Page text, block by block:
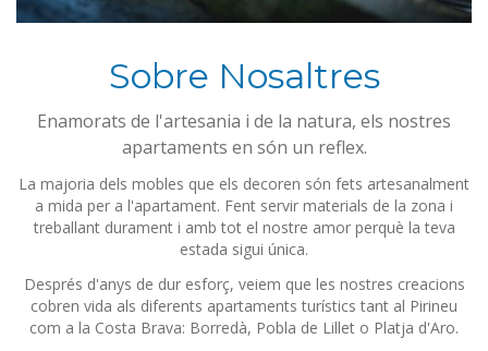
Sobre Nosaltres
Enamorats de l'artesania i de la natura, els nostres
apartaments en són un reflex.
La majoria dels mobles que els decoren són fets artesanalment
a mida per a l'apartament. Fent servir materials de la zona i
treballant durament i amb tot el nostre amor perquè la teva
estada sigui única.
Després d'anys de dur esforç, veiem que les nostres creacions
cobren vida als diferents apartaments turístics tant al Pirineu
com a la Costa Brava: Borredà, Pobla de Lillet o Platja d'Aro.